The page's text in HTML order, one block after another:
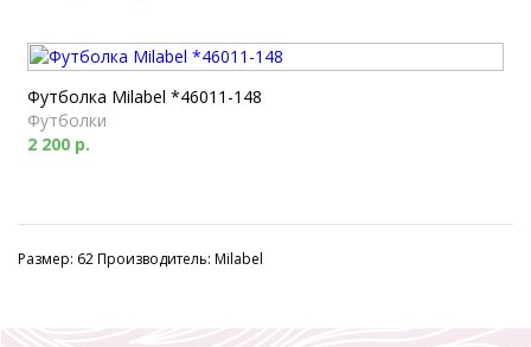
Футболка Milabel *46011-148
Футболки
2 200 р.
Размер: 62 Производитель: Milabel